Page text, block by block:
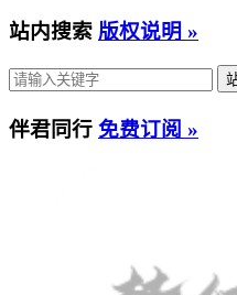
站内搜索 版权说明 »
伴君同行 免费订阅 »